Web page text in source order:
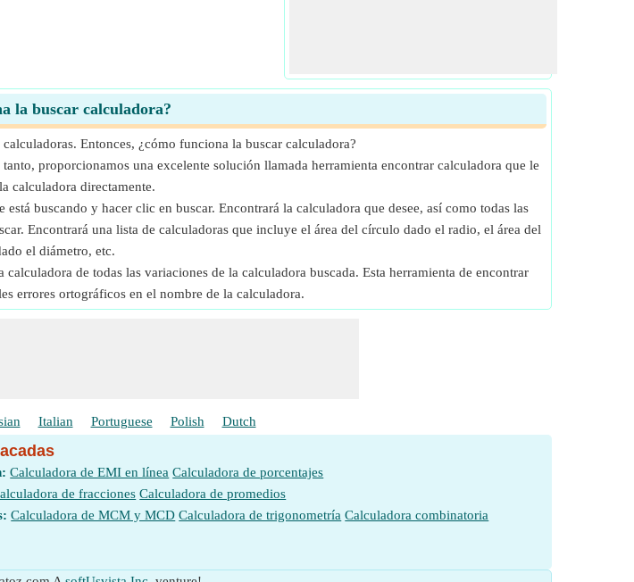
la buscar calculadora?
Entonces, ¿cómo funciona la buscar calculadora?
proporcionamos una excelente solución llamada herramienta encontrar calculadora que le
calculadora directamente.
buscando y hacer clic en buscar. Encontrará la calculadora que desee, así como todas las
Encontrará una lista de calculadoras que incluye el área del círculo dado el radio, el área del
el diámetro, etc.
de todas las variaciones de la calculadora buscada. Esta herramienta de encontrar
errores ortográficos en el nombre de la calculadora.
Italian Portuguese Polish Dutch
Calculadora de EMI en línea Calculadora de porcentajes
de fracciones Calculadora de promedios
Calculadora de MCM y MCD Calculadora de trigonometría Calculadora combinatoria